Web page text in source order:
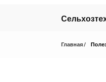
Главная